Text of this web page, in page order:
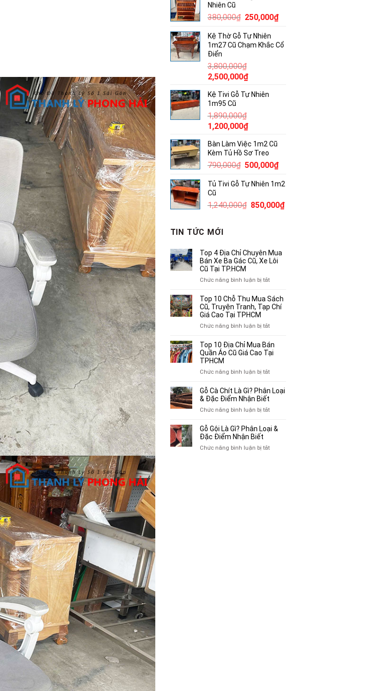
4,600,000₫.
3,000,000₫.
Nhiên Cũ
380,000₫ Giá
là:
380,000₫.
250,000₫Giá
là:
Kệ Thờ Gỗ Tự Nhiên
1m27 Cũ Chạm Khắc Cổ
Điển
3,800,000₫
Giá
là:
3,800,000₫.
2,500,000₫Giá
tại
Kệ Tivi Gỗ Tự Nhiên
1m95 Cũ
1,890,000₫
Giá
là:
1,890,000₫.
1,200,000₫Giá
tại
là:
1,200,000₫.
Bàn Làm Việc 1m2 Cũ
Kèm Tủ Hồ Sơ Treo
790,000₫ Giá
là:
500,000₫Giá
tại
500,000₫.
Tủ Tivi Gỗ Tự Nhiên 1m2
Cũ
1,240,000₫ Giá
850,000₫Giá
TIN TỨC MỚI
Top 4 Địa Chỉ Chuyên Mua
Bán Xe Ba Gác Cũ, Xe Lôi
Cũ Tại TP.HCM
Chức năng bình luận bị tắtở
4
Địa
Xe
Ba
Cũ,
Lôi
Cũ
Tại
Top 10 Chỗ Thu Mua Sách
Cũ, Truyện Tranh, Tạp Chí
Giá Cao Tại TPHCM
Chức năng bình luận bị tắtở
10
Chỗ
Truyện
Tranh,
Tạp
Giá
Tại
Top 10 Địa Chỉ Mua Bán
Quần Áo Cũ Giá Cao Tại
TPHCM
Chức năng bình luận bị tắtở
10
Địa
Mua
Quần
Cũ
Gỗ Cà Chít Là Gì? Phân Loại
& Đặc Điểm Nhận Biết
Chức năng bình luận bị tắtở
Cà
Gì?
Gỗ Gội Là Gì? Phân Loại &
Đặc Điểm Nhận Biết
Chức năng bình luận bị tắtở